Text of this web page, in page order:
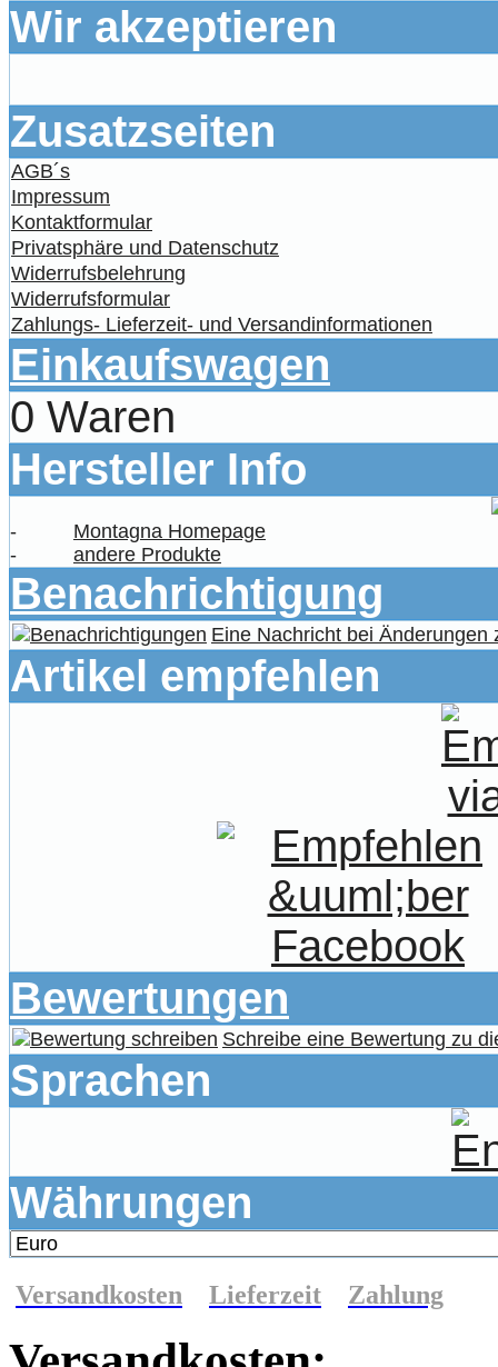
Wir akzeptieren
Zusatzseiten
AGB´s
Impressum
Kontaktformular
Privatsphäre und Datenschutz
Widerrufsbelehrung
Widerrufsformular
Zahlungs- Lieferzeit- und Versandinformationen
Einkaufswagen
0 Waren
Hersteller Info
-
Montagna Homepage
-
andere Produkte
Benachrichtigung
Eine Nachricht bei Änderungen
Artikel empfehlen
Bewertungen
Schreibe eine Bewertung zu
Sprachen
Währungen
Versandkosten Lieferzeit Zahlung